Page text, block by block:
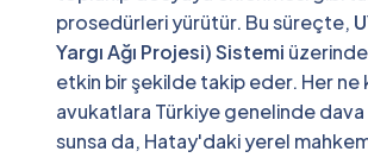
prosedürleri yürütür. Bu süreçte,
Yargı Ağı Projesi) Sistemi
etkin bir şekilde takip eder. Her ne
avukatlara Türkiye genelinde dava
sunsa da, Hatay'daki yerel